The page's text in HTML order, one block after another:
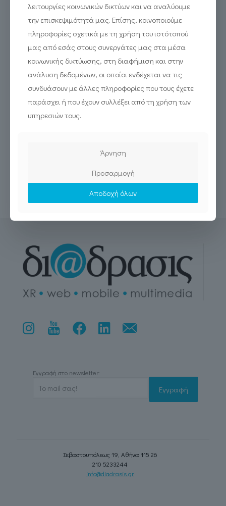
Από τον καρπό στο λάδι. 2 νέες εφαρμογές για την Ελιά σε
Εγγραφή στο newsletter:
Σεβαστουπόλεως 19, Αθήνα 115 26
210 5233244
info@diadrasis.gr
λειτουργίες κοινωνικών δικτύων και να αναλύουμε
την επισκεψιμότητά μας. Επίσης, κοινοποιούμε
πληροφορίες σχετικά με τη χρήση του ιστότοπού
μας από εσάς στους συνεργάτες μας στα μέσα
κοινωνικής δικτύωσης, στη διαφήμιση και στην
ανάλυση δεδομένων, οι οποίοι ενδέχεται να τις
συνδυάσουν με άλλες πληροφορίες που τους έχετε
παράσχει ή που έχουν συλλέξει από τη χρήση των
υπηρεσιών τους.
Άρνηση
Προσαρμογή
Αποδοχή όλων